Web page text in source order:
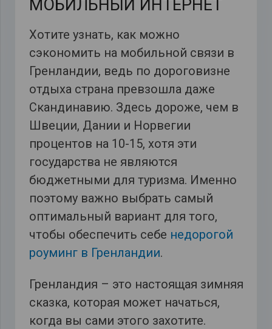
МОБИЛЬНЫЙ ИНТЕРНЕТ
Хотите узнать, как можно
сэкономить на мобильной связи в
Гренландии, ведь по дороговизне
отдыха страна превзошла даже
Скандинавию. Здесь дороже, чем в
Швеции, Дании и Норвегии
процентов на 10-15, хотя эти
государства не являются
бюджетными для туризма. Именно
поэтому важно выбрать самый
оптимальный вариант для того,
чтобы обеспечить себе недорогой
роуминг в Гренландии.
Гренландия – это настоящая зимняя
сказка, которая может начаться,
когда вы сами этого захотите.